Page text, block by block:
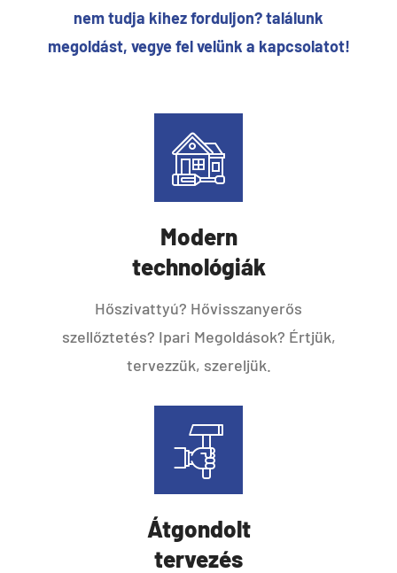
nem tudja kihez forduljon? találunk
megoldást, vegye fel velünk a kapcsolatot!
Modern
technológiák
Hőszivattyú? Hővisszanyerős
szellőztetés? Ipari Megoldások? Értjük,
tervezzük, szereljük.
Átgondolt
tervezés